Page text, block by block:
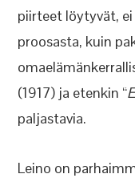
piirteet löytyvät,
proosasta, kuin
(1917) ja etenkin “
paljastavia.
Leino on